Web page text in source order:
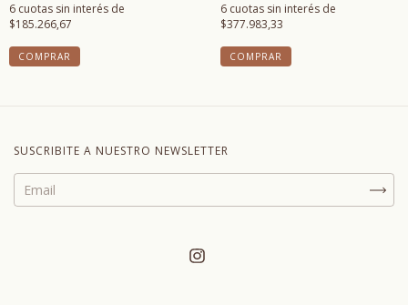
6 cuotas sin interés de
$185.266,67
6 cuotas sin interés de
$377.983,33
SUSCRIBITE A NUESTRO NEWSLETTER